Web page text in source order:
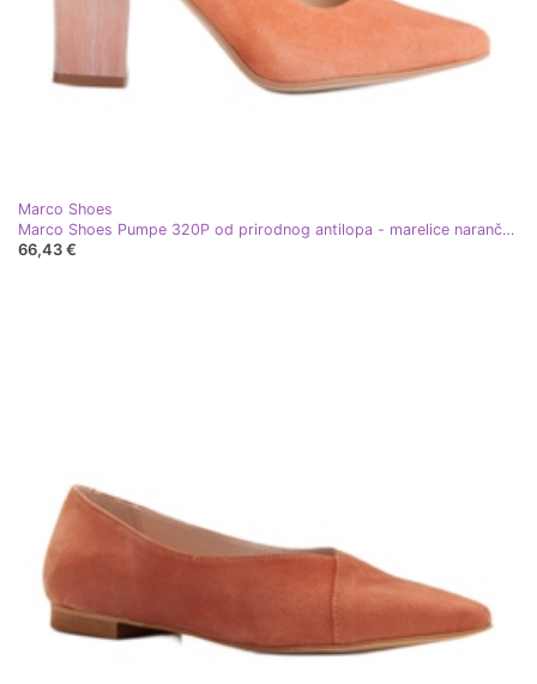
Marco Shoes
Marco Shoes Pumpe 320P od prirodnog antilopa - marelice narančasta
66,43 €